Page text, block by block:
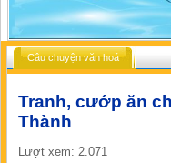
Câu chuyện văn hoá
Tranh, cướp ăn
Thành
Lượt xem: 2.071